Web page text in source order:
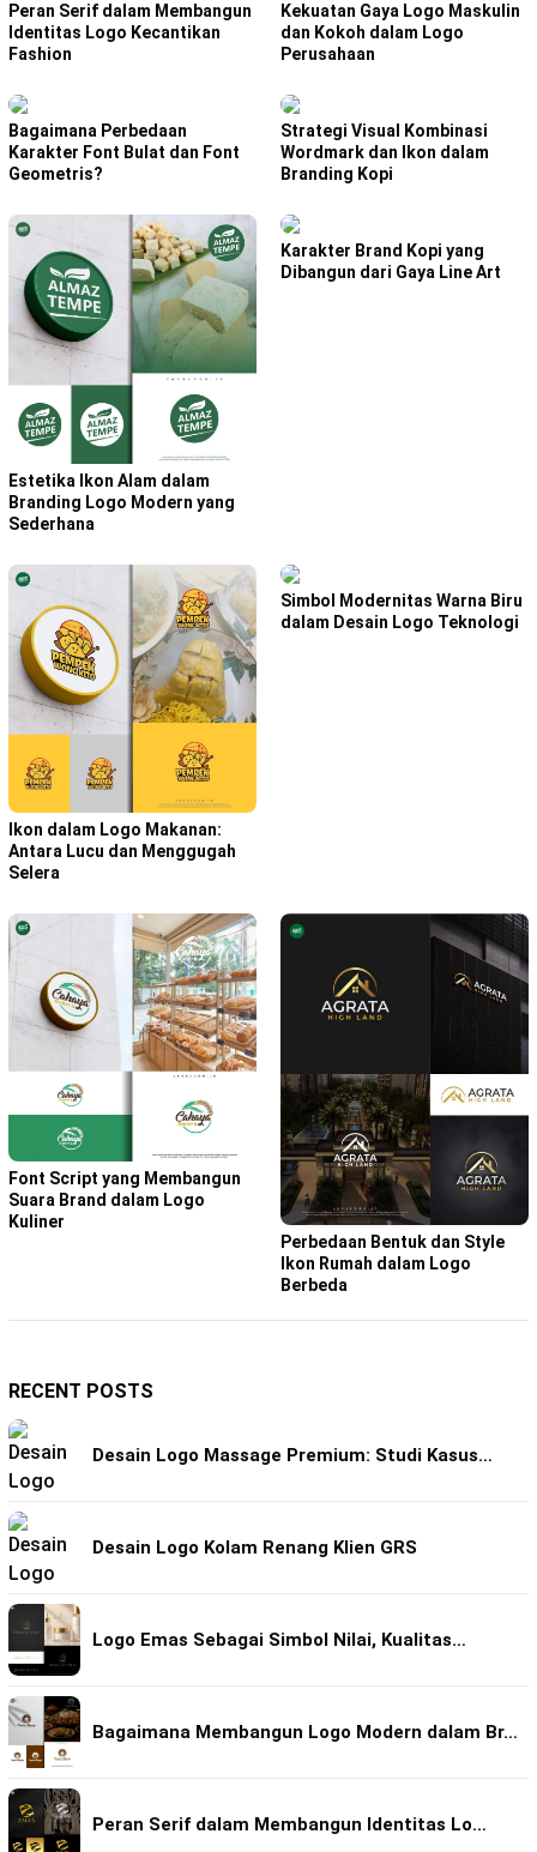
Peran Serif dalam Membangun
Identitas Logo Kecantikan
Fashion
Kekuatan Gaya Logo Maskulin
dan Kokoh dalam Logo
Perusahaan
Bagaimana Perbedaan
Karakter Font Bulat dan Font
Geometris?
Strategi Visual Kombinasi
Wordmark dan Ikon dalam
Branding Kopi
Estetika Ikon Alam dalam
Branding Logo Modern yang
Sederhana
Karakter Brand Kopi yang
Dibangun dari Gaya Line Art
Ikon dalam Logo Makanan:
Antara Lucu dan Menggugah
Selera
Simbol Modernitas Warna Biru
dalam Desain Logo Teknologi
Font Script yang Membangun
Suara Brand dalam Logo
Kuliner
Perbedaan Bentuk dan Style
Ikon Rumah dalam Logo
Berbeda
RECENT POSTS
Desain Logo Massage Premium: Studi Kasus…
Desain Logo Kolam Renang Klien GRS
Logo Emas Sebagai Simbol Nilai, Kualitas…
Bagaimana Membangun Logo Modern dalam Br…
Peran Serif dalam Membangun Identitas Lo…